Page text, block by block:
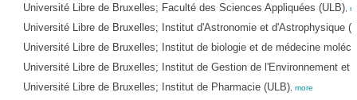
Université Libre de Bruxelles; Faculté des Sciences Appliquées (ULB),
Université Libre de Bruxelles; Institut d'Astronomie et d'Astrophysique
Université Libre de Bruxelles; Institut de biologie et de médecine
Université Libre de Bruxelles; Institut de Gestion de l'Environnement et
Université Libre de Bruxelles; Institut de Pharmacie (ULB), more